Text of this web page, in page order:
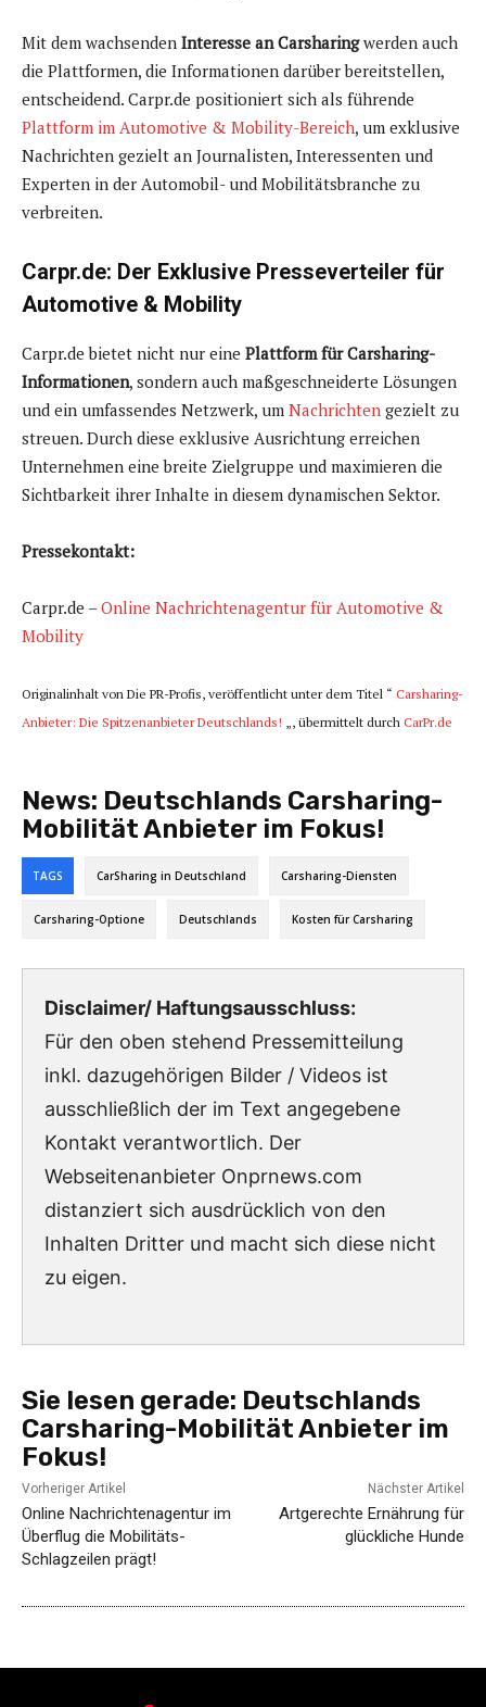
Mit dem wachsenden Interesse an Carsharingwerden auch
die Plattformen, die Informationen darüber bereitstellen,
entscheidend. Carpr.de positioniert sich als führende
Plattform im Automotive & Mobility-Bereich, um exklusive
Nachrichten gezielt an Journalisten, Interessenten und
Experten in der Automobil- und Mobilitätsbranche zu
verbreiten.
Carpr.de: Der Exklusive Presseverteiler für
Automotive & Mobility
Carpr.de bietet nicht nur eine Plattform für Carsharing-
Informationen, sondern auch maßgeschneiderte Lösungen
und ein umfassendes Netzwerk, um Nachrichten gezielt zu
streuen. Durch diese exklusive Ausrichtung erreichen
Unternehmen eine breite Zielgruppe und maximieren die
Sichtbarkeit ihrer Inhalte in diesem dynamischen Sektor.
Pressekontakt:
Carpr.de –Online Nachrichtenagentur für Automotive &
Mobility
Originalinhalt von Die PR-Profis, veröffentlicht unter dem Titel “ Carsharing-
Anbieter: Die Spitzenanbieter Deutschlands! „, übermittelt durch CarPr.de
News: Deutschlands Carsharing-
Mobilität Anbieter im Fokus!
TAGS CarSharing in Deutschland Carsharing-Diensten
Carsharing-Optione Deutschlands Kosten für Carsharing
Disclaimer/ Haftungsausschluss:
Für den oben stehend Pressemitteilung
inkl. dazugehörigen Bilder / Videos ist
ausschließlich der im Text angegebene
Kontakt verantwortlich. Der
Webseitenanbieter Onprnews.com
distanziert sich ausdrücklich von den
Inhalten Dritter und macht sich diese nicht
zu eigen.
Sie lesen gerade: Deutschlands
Carsharing-Mobilität Anbieter im
Fokus!
Vorheriger Artikel
Online Nachrichtenagentur im
Überflug die Mobilitäts-
Schlagzeilen prägt!
Nächster Artikel
Artgerechte Ernährung für
glückliche Hunde